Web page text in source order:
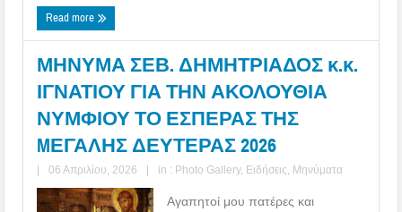
Read more
ΜΗΝΥΜΑ ΣΕΒ. ΔΗΜΗΤΡΙΑΔΟΣ κ.κ.
ΙΓΝΑΤΙΟΥ ΓΙΑ ΤΗΝ ΑΚΟΛΟΥΘΙΑ
ΝΥΜΦΙΟΥ ΤΟ ΕΣΠΕΡΑΣ ΤΗΣ
MΕΓΑΛΗΣ ΔΕΥΤΕΡΑΣ 2026
| 06 Απριλίου, 2026 | in : Photo Gallery, Ειδήσεις Μηνύματα
Αγαπητοί μου πατέρες και